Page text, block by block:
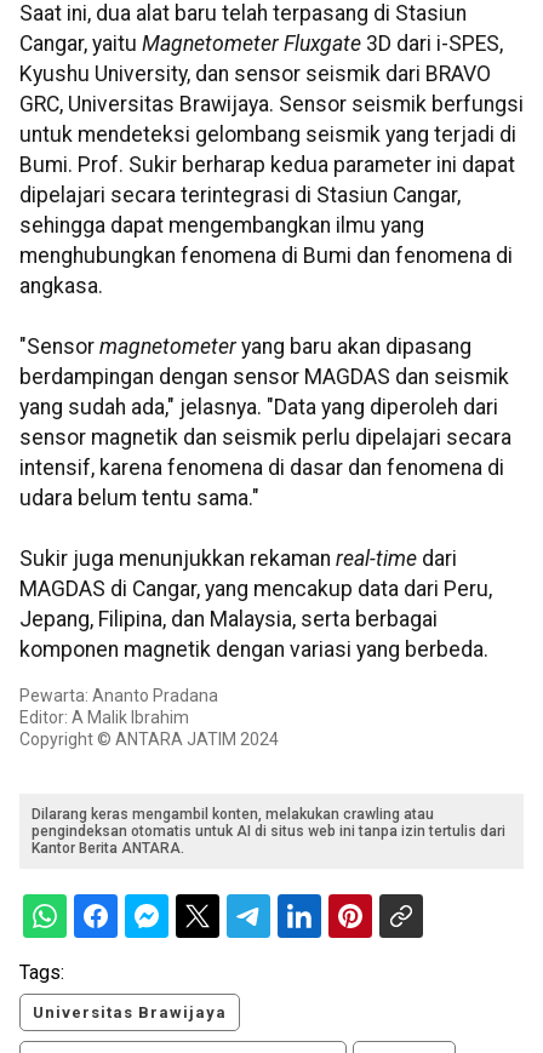
Saat ini, dua alat baru telah terpasang di Stasiun
Cangar, yaitu Magnetometer Fluxgate 3D dari i-SPES,
Kyushu University, dan sensor seismik dari BRAVO
GRC, Universitas Brawijaya. Sensor seismik berfungsi
untuk mendeteksi gelombang seismik yang terjadi di
Bumi. Prof. Sukir berharap kedua parameter ini dapat
dipelajari secara terintegrasi di Stasiun Cangar,
sehingga dapat mengembangkan ilmu yang
menghubungkan fenomena di Bumi dan fenomena di
angkasa.
"Sensor magnetometeryang baru akan dipasang
berdampingan dengan sensor MAGDAS dan seismik
yang sudah ada," jelasnya. "Data yang diperoleh dari
sensor magnetik dan seismik perlu dipelajari secara
intensif, karena fenomena di dasar dan fenomena di
udara belum tentu sama."
Sukir juga menunjukkan rekaman real-time dari
MAGDAS di Cangar, yang mencakup data dari Peru,
Jepang, Filipina, dan Malaysia, serta berbagai
komponen magnetik dengan variasi yang berbeda.
Pewarta: Ananto Pradana
Editor: A Malik Ibrahim
Copyright © ANTARA JATIM 2024
Dilarang keras mengambil konten, melakukan crawling atau
pengindeksan otomatis untuk AI di situs web ini tanpa izin tertulis dari
Kantor Berita ANTARA.
Tags:
Universitas Brawijaya